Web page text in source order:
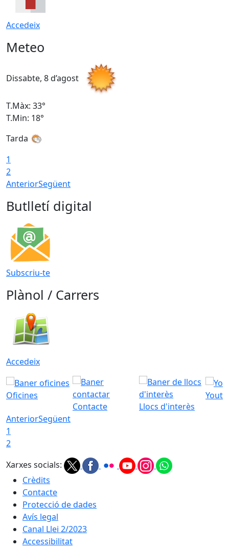
Accedeix
Meteo
Dissabte, 8 d’agost
T.Màx: 33°
T.Min: 18°
Tarda
1
2
AnteriorSegüent
Butlletí digital
Subscriu-te
Plànol / Carrers
Accedeix
Oficines
Contacte
Llocs d'interès
AnteriorSegüent
1
2
Xarxes socials:
Crèdits
Contacte
Protecció de dades
Avís legal
Canal Llei 2/2023
Accessibilitat